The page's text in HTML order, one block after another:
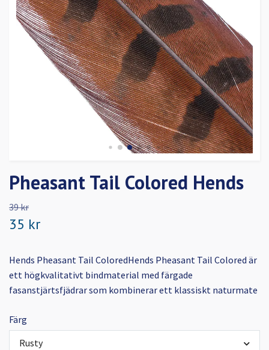
Pheasant Tail Colored Hends
39 kr
35 kr
Hends Pheasant Tail ColoredHends Pheasant Tail Colored är
ett högkvalitativt bindmaterial med färgade
fasanstjärtsfjädrar som kombinerar ett klassiskt naturmate
Färg
Rusty